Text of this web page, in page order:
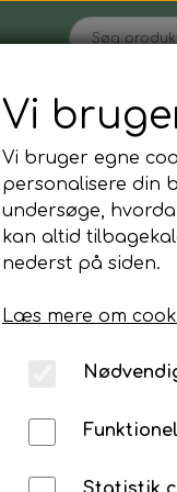
Tøjvask
Duft til
Naturligt
med indsyede
Vi
Vi bruger egne
personalisere din
undersøge,
kan altid
nederst på siden.
Læs mere om